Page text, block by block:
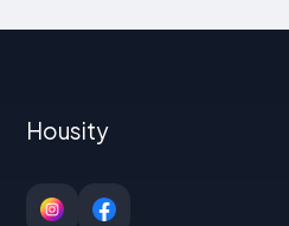
Housity